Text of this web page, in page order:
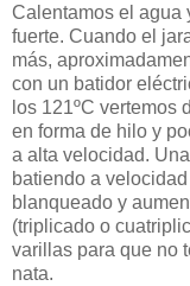
Calentamos el agua
fuerte. Cuando el
más,
con un batidor
los 121ºC vertemos
en forma de hilo y
a alta velocidad.
batiendo a
blanqueado y
(triplicado o
varillas para que no
nata.